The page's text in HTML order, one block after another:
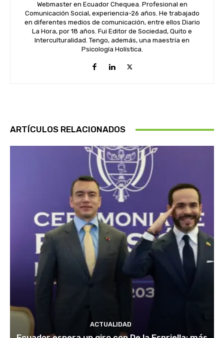
Webmaster en Ecuador Chequea. Profesional en
Comunicación Social, experiencia-26 años. He trabajado
en diferentes medios de comunicación, entre ellos Diario
La Hora, por 18 años. Fui Editor de Sociedad, Quito e
Interculturalidad. Tengo, además, una maestría en
Psicología Holística.
ARTÍCULOS RELACIONADOS
ACTUALIDAD